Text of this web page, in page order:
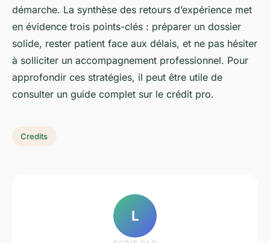
démarche. La synthèse des retours d’expérience met
en évidence trois points-clés : préparer un dossier
solide, rester patient face aux délais, et ne pas hésiter
à solliciter un accompagnement professionnel. Pour
approfondir ces stratégies, il peut être utile de
consulter un guide complet sur le crédit pro.
Credits
L